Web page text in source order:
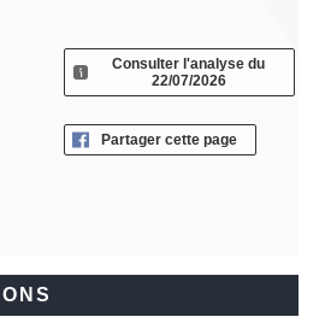
Consulter l'analyse du
22/07/2026
Partager cette page